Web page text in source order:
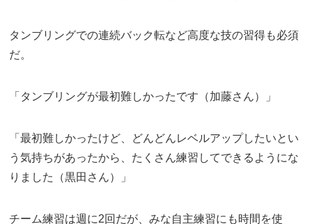
タンブリングでの連続バック転など高度な技の習得も必須
だ。
「タンブリングが最初難しかったです（加藤さん）」
「最初難しかったけど、どんどんレベルアップしたいとい
う気持ちがあったから、たくさん練習してできるようにな
りました（黒田さん）」
チーム練習は週に2回だが、みな自主練習にも時間を使